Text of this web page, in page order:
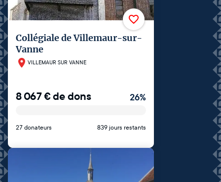
Collégiale de Villemaur-sur-
Vanne
VILLEMAUR SUR VANNE
8 067€de dons 26%
27 donateurs 839 jours restants